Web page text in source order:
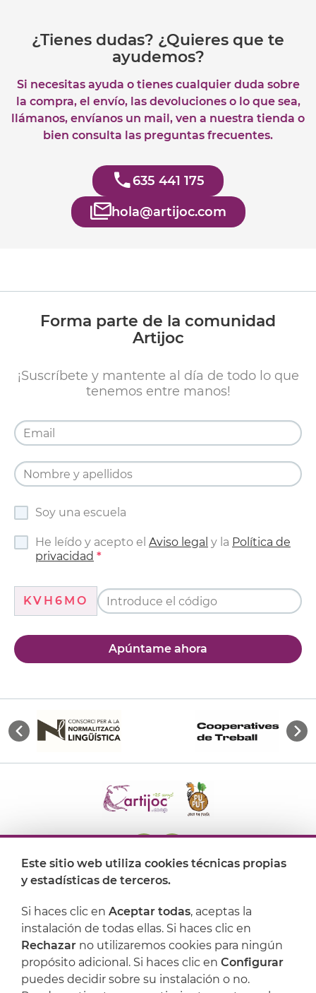
¿Tienes dudas? ¿Quieres que te
ayudemos?
Si necesitas ayuda o tienes cualquier duda sobre
la compra, el envío, las devoluciones o lo que sea,
llámanos, envíanos un mail, ven a nuestra tienda o
bien consulta las preguntas frecuentes.
635 441 175
hola@artijoc.com
Forma parte de la comunidad
Artijoc
¡Suscríbete y mantente al día de todo lo que
tenemos entre manos!
Soy una escuela
He leído y acepto el Aviso legal y la Política de
privacidad
KVH6MO
Apúntame ahora
Dónde encontrarnos
Artijoc
Soporte
Este sitio web utiliza cookies técnicas propias
y estadísticas de terceros.
Si haces clic en Aceptar todas, aceptas la
instalación de todas ellas. Si haces clic en
Rechazar no utilizaremos cookies para ningún
propósito adicional. Si haces clic en Configurar
puedes decidir sobre su instalación o no.